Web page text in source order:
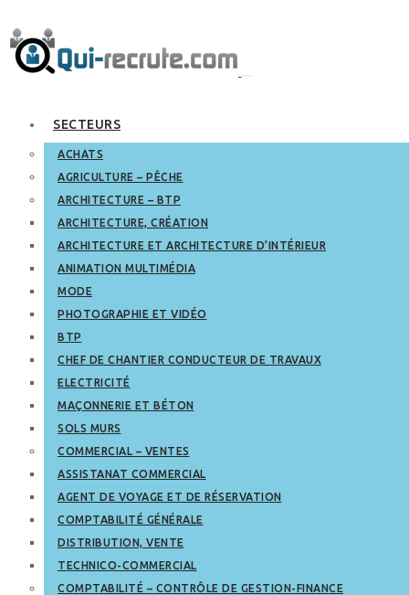
SECTEURS
ACHATS
AGRICULTURE – PÊCHE
ARCHITECTURE – BTP
ARCHITECTURE, CRÉATION
ARCHITECTURE ET ARCHITECTURE D’INTÉRIEUR
ANIMATION MULTIMÉDIA
MODE
PHOTOGRAPHIE ET VIDÉO
BTP
CHEF DE CHANTIER CONDUCTEUR DE TRAVAUX
ELECTRICITÉ
MAÇONNERIE ET BÉTON
SOLS MURS
COMMERCIAL – VENTES
ASSISTANAT COMMERCIAL
AGENT DE VOYAGE ET DE RÉSERVATION
COMPTABILITÉ GÉNÉRALE
DISTRIBUTION, VENTE
TECHNICO-COMMERCIAL
COMPTABILITÉ – CONTRÔLE DE GESTION-FINANCE